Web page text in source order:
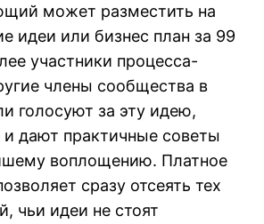
может разместить на
идеи или бизнес план за 99
участники процесса-
члены сообщества в
голосуют за эту идею,
и дают практичные советы
воплощению. Платное
сразу отсеять тех
чьи идеи не стоят